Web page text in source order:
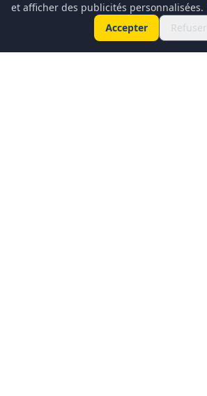
et afficher des publicités personnalisées.
Accepter
Refuser